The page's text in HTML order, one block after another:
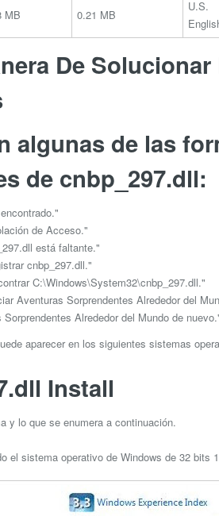
MB 0.21 MB
U.S.
De
algunas de las
de cnbp_297.dll:
de Acceso."
está faltante."
cnbp_297.dll."
C:\Windows\System32\cnbp_297.dll."
Aventuras Sorprendentes Alrededor del
Alrededor del Mundo de
aparecer en los siguientes sistemas
Install
y lo que se enumera a continuación.
el sistema operativo de Windows de 32 bits